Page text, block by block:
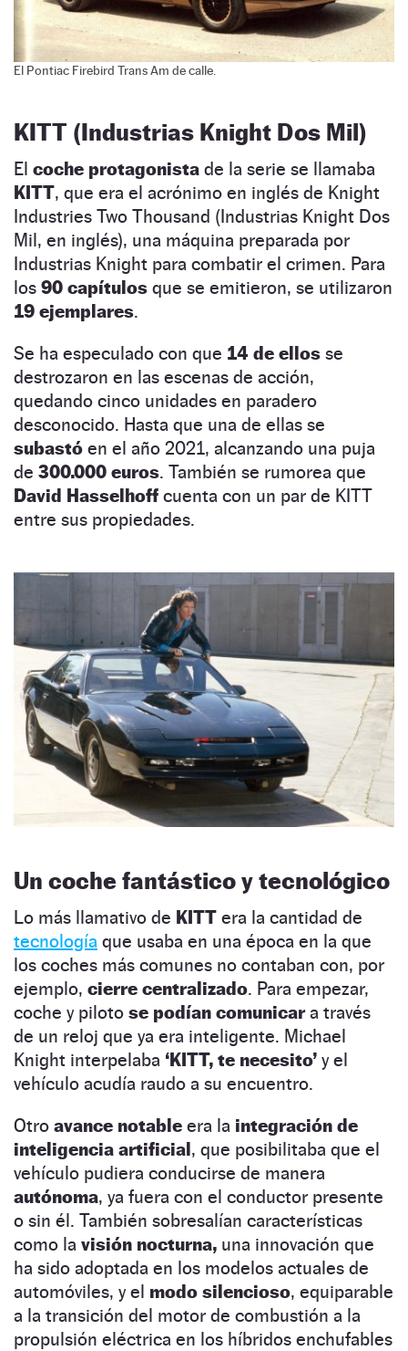
El Pontiac Firebird Trans Am de calle.
KITT (Industrias Knight Dos Mil)
El coche protagonista de la serie se llamaba
KITT, que era el acrónimo en inglés de Knight
Industries Two Thousand (Industrias Knight Dos
Mil, en inglés), una máquina preparada por
Industrias Knight para combatir el crimen. Para
los 90 capítulos que se emitieron, se utilizaron
19 ejemplares.
Se ha especulado con que 14 de ellos se
destrozaron en las escenas de acción,
quedando cinco unidades en paradero
desconocido. Hasta que una de ellas se
subastó en el año 2021, alcanzando una puja
de 300.000 euros. También se rumorea que
David Hasselhoff cuenta con un par de KITT
entre sus propiedades.
Un coche fantástico y tecnológico
Lo más llamativo de KITT era la cantidad de
tecnología que usaba en una época en la que
los coches más comunes no contaban con, por
ejemplo, cierre centralizado. Para empezar,
coche y piloto se podían comunicara través
de un reloj que ya era inteligente. Michael
Knight interpelaba ‘KITT, te necesito’ y el
vehículo acudía raudo a su encuentro.
Otro avance notable era la integración de
inteligencia artificial, que posibilitaba que el
vehículo pudiera conducirse de manera
autónoma, ya fuera con el conductor presente
o sin él. También sobresalían características
como la visión nocturna, una innovación que
ha sido adoptada en los modelos actuales de
automóviles, y el modo silencioso, equiparable
a la transición del motor de combustión a la
propulsión eléctrica en los híbridos enchufables